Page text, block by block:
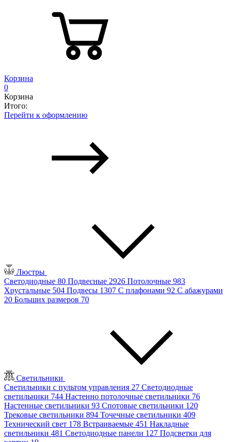
Корзина
0
Корзина
Итого:
Перейти к оформлению
Люстры
Светодиодные 80 Подвесные 2926 Потолочные 983
Хрустальные 504 Подвесы 1307 С плафонами 92 С абажурами
20 Больших размеров 70
Светильники
Светильники с пультом управления 27 Светодиодные
светильники 744 Настенно потолочные светильники 76
Настенные светильники 93 Спотовые светильники 120
Трековые светильники 894 Точечные светильники 409
Технический свет 178 Встраиваемые 451 Накладные
светильники 481 Светодиодные панели 127 Подсветки для